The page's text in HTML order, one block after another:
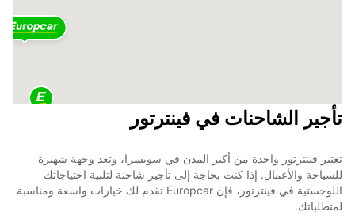
تأجير الشاحنات في فينترتور
تعتبر فينترتور واحدة من أكبر المدن في سويسرا، وتعد وجهة شهيرة
للسياحة والأعمال. إذا كنت بحاجة إلى تأجير شاحنة لتلبية احتياجاتك
اللوجستية في فينترتور، فإن Europcar تقدم لك خيارات واسعة ومناسبة
لمتطلباتك.